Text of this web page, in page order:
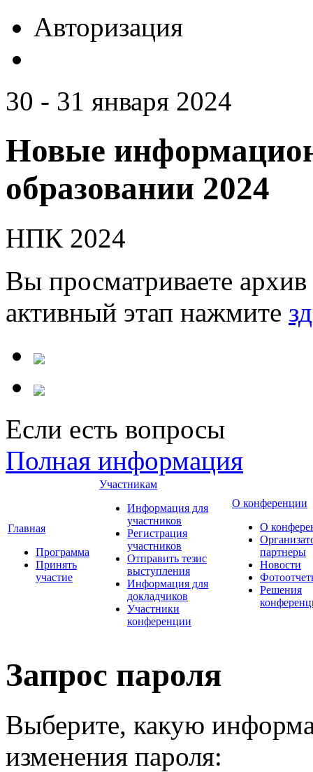
Авторизация
30 - 31 января 2024
Новые
образовании 2024
НПК 2024
Вы просматриваете
активный этап нажмите
Если есть вопросы
Полная информация
Главная
Программа
Принять
участие
Участникам
Информация для
участников
Регистрация
участников
Отправить тезис
выступления
Информация для
докладчиков
Участники
конференции
О конференции
О
партнеры
Новости
Решения
Запрос пароля
Выберите, какую
изменения пароля: